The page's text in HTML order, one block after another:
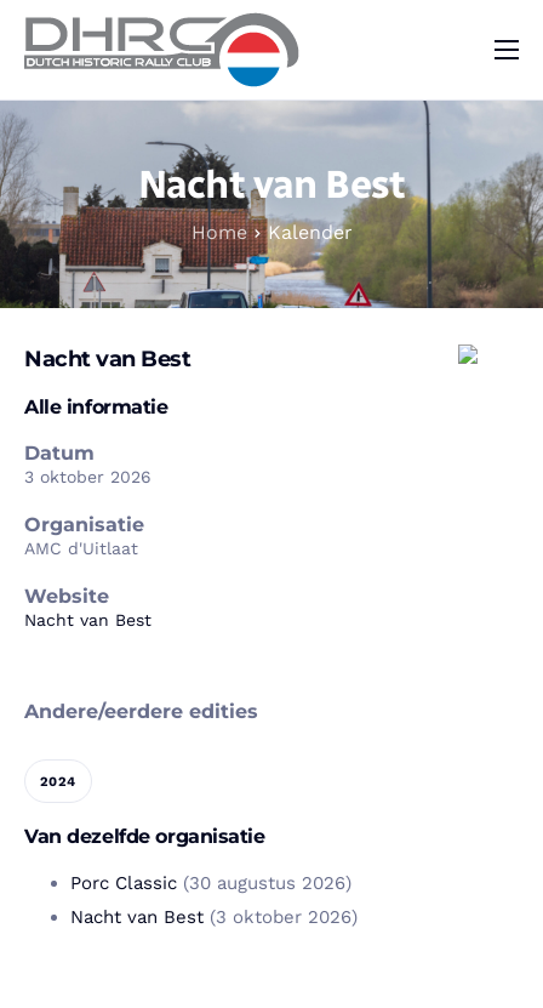
Kalender
Vraag & Aanbod
Nieuws
Contact
Nacht van Best
Home Kalender
Nacht van Best
Alle informatie
Datum
3 oktober 2026
Organisatie
AMC d'Uitlaat
Website
Nacht van Best
Andere/eerdere edities
2024
Van dezelfde organisatie
Porc Classic(30 augustus 2026)
Nacht van Best(3 oktober 2026)